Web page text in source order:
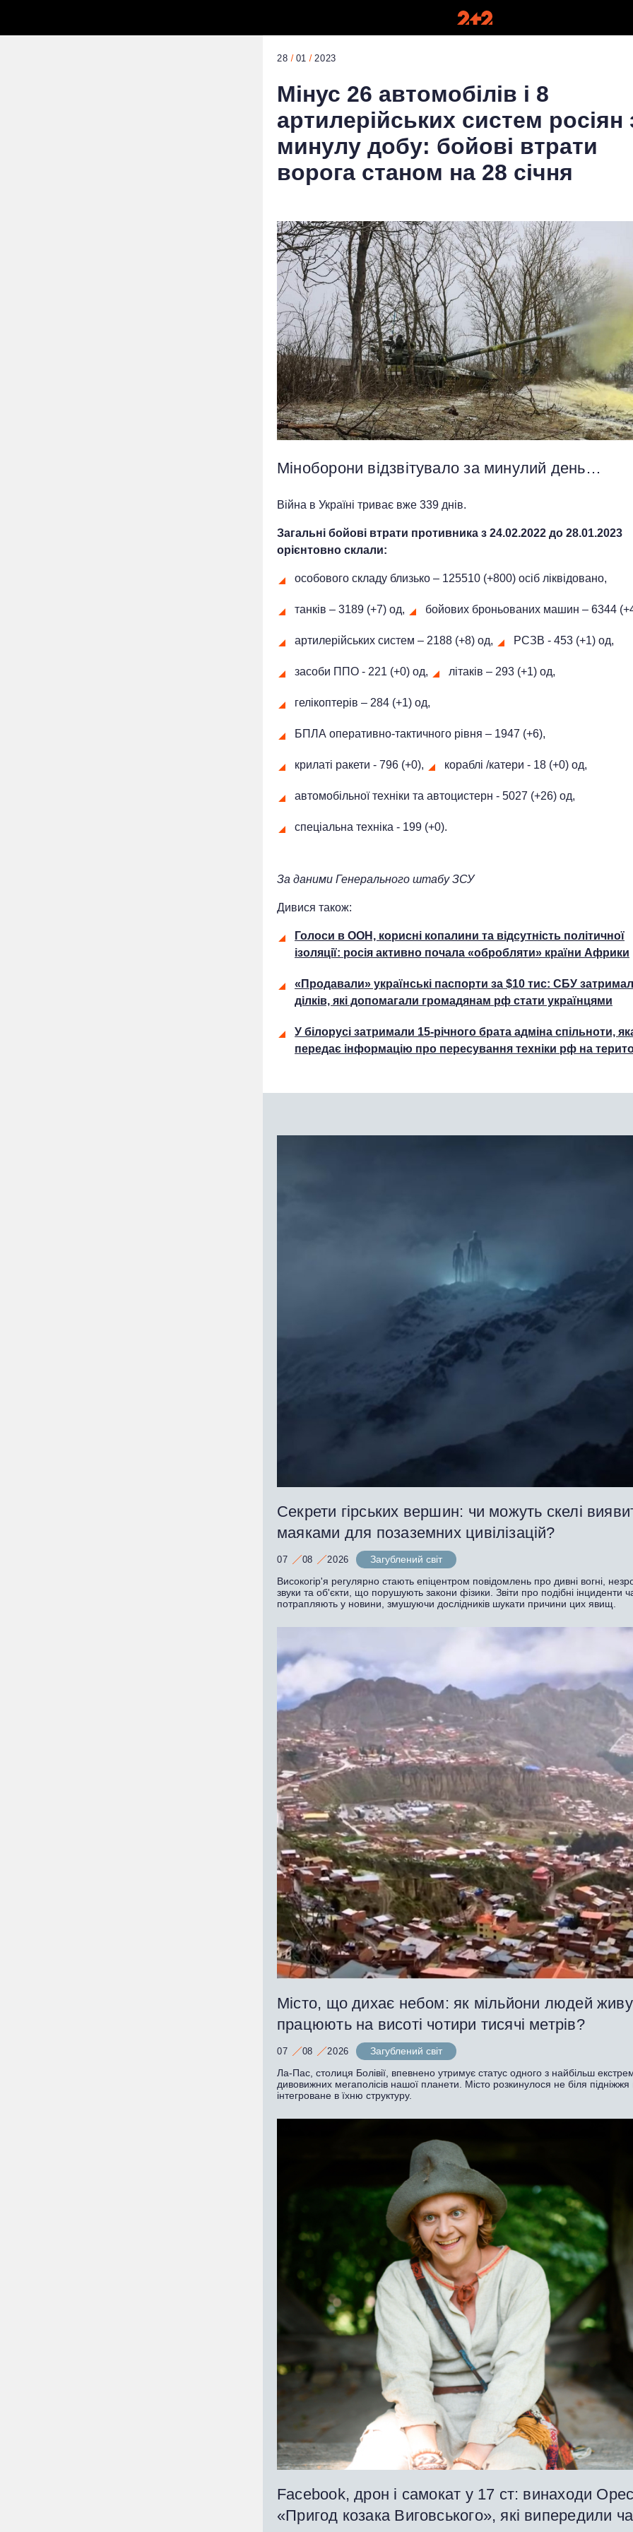
28 01 2023
Мінус 26 автомобілів і 8
артилерійських систем росіян
минулу добу: бойові втрати
ворога станом на 28 січня
Міноборони відзвітувало за минулий день…
Війна в Україні триває вже 339 днів.
Загальні бойові втрати противника з 24.02.2022 до 28.01.2023
орієнтовно склали:
особового складу близько – 125510 (+800) осіб ліквідовано,
танків – 3189 (+7) од, бойових броньованих машин ‒ 6344
артилерійських систем – 2188 (+8) од, РСЗВ - 453 (+1) од,
засоби ППО - 221 (+0) од, літаків – 293 (+1) од,
гелікоптерів – 284 (+1) од,
БПЛА оперативно-тактичного рівня – 1947 (+6),
крилаті ракети - 796 (+0), кораблі /катери - 18 (+0) од,
автомобільної техніки та автоцистерн - 5027 (+26) од,
спеціальна техніка - 199 (+0).
За даними Генерального штабу ЗСУ
Дивися також:
Голоси в ООН, корисні копалини та відсутність політичної
ізоляції: росія активно почала «обробляти» країни Африки
«Продавали» українські паспорти за $10 тис: СБУ
ділків, які допомагали громадянам рф стати українцями
У білорусі затримали 15-річного брата адміна спільноти,
передає інформацію про пересування техніки рф на
Секрети гірських вершин: чи можуть скелі
маяками для позаземних цивілізацій?
07 08 2026
Загублений світ
Високогір'я регулярно стають епіцентром повідомлень про дивні вогні,
звуки та об'єкти, що порушують закони фізики. Звіти про подібні інциденти
потрапляють у новини, змушуючи дослідників шукати причини цих явищ.
Місто, що дихає небом: як мільйони людей
працюють на висоті чотири тисячі метрів?
07 08 2026
Загублений світ
Ла-Пас, столиця Болівії, впевнено утримує статус одного з найбільш
дивовижних мегаполісів нашої планети. Місто розкинулося не біля підніжжя
інтегроване в їхню структуру.
Facebook, дрон і самокат у 17 ст: винаходи
«Пригод козака Виговського», які випередили